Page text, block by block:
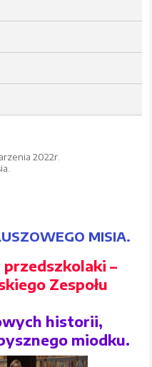
2022r.
MISIA.
–
Zespołu
historii,
miodku.